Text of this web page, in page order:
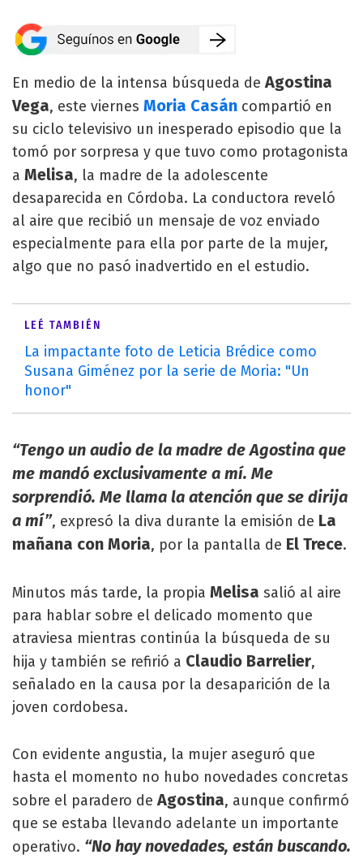
En medio de la intensa búsqueda deAgostina
Vega, este viernes Moria Casán compartió en
su ciclo televisivo un inesperado episodio que la
tomó por sorpresa y que tuvo como protagonista
a Melisa, la madre de la adolescente
desaparecida en Córdoba. La conductora reveló
al aire que recibió un mensaje de voz enviado
especialmente para ella por parte de la mujer,
algo que no pasó inadvertido en el estudio.
LEÉ TAMBIÉN
La impactante foto de Leticia Brédice como
Susana Giménez por la serie de Moria: "Un
honor"
“Tengo un audio de la madre de Agostina que
me mandó exclusivamente a mí. Me
sorprendió. Me llama la atención que se dirija
a mí”, expresó la diva durante la emisión de La
mañana con Moria, por la pantalla de El Trece.
Minutos más tarde, la propia Melisa salió al aire
para hablar sobre el delicado momento que
atraviesa mientras continúa la búsqueda de su
hija y también se refirió a Claudio Barrelier,
señalado en la causa por la desaparición de la
joven cordobesa.
Con evidente angustia, la mujer aseguró que
hasta el momento no hubo novedades concretas
sobre el paradero deAgostina, aunque confirmó
que se estaba llevando adelante un importante
operativo. “No hay novedades, están buscando.